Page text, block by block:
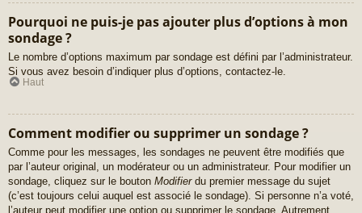
Pourquoi ne puis-je pas ajouter plus d’options à mon
sondage ?
Le nombre d’options maximum par sondage est défini par l’administrateur.
Si vous avez besoin d’indiquer plus d’options, contactez-le.
Haut
Comment modifier ou supprimer un sondage ?
Comme pour les messages, les sondages ne peuvent être modifiés que
par l’auteur original, un modérateur ou un administrateur. Pour modifier un
sondage, cliquez sur le bouton Modifierdu premier message du sujet
(c’est toujours celui auquel est associé le sondage). Si personne n’a voté,
l’auteur peut modifier une option ou supprimer le sondage. Autrement,